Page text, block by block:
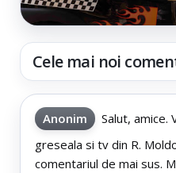
Cele mai noi
Anonim
Salut, amice.
greseala si tv din R.
comentariul de mai sus.